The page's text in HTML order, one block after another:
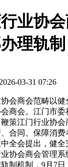
业协
理轨制
03-31 07:26
商会范畴以健
商会。江门市
策江门行业协
合同、保障消
全会提出，健
协会商会管理
制机制，9月7日